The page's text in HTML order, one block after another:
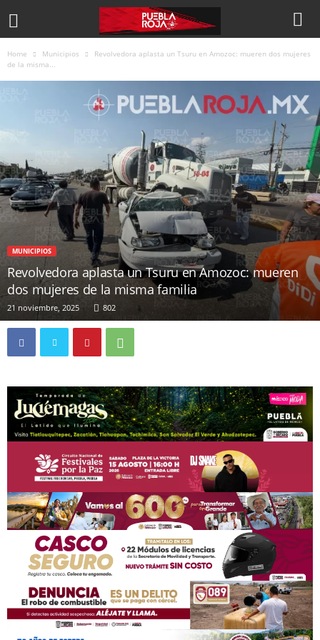
Home Municipios
Revolvedora aplasta un Tsuru en Amozoc: mueren dos mujeres
de la misma...
MUNICIPIOS
Revolvedora aplasta un Tsuru en Amozoc: mueren
dos mujeres de la misma familia
21 noviembre, 2025 802